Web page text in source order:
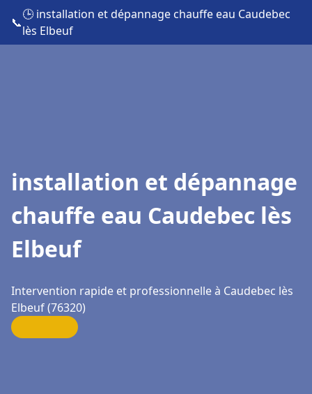
📞
🕒 installation et dépannage chauffe eau Caudebec
lès Elbeuf
installation et dépannage
chauffe eau Caudebec lès
Elbeuf
Intervention rapide et professionnelle à Caudebec lès
Elbeuf (76320)